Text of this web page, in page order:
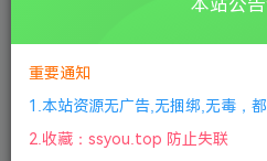
①下载安装教程 ②下载安
版本：v1.3|容量14GB|官方简体
柄|2024年07月12号更新
本站公
重要通知
1.本站资源无广告,无捆绑,无毒，都
2.收藏：ssyou.top 防止失联